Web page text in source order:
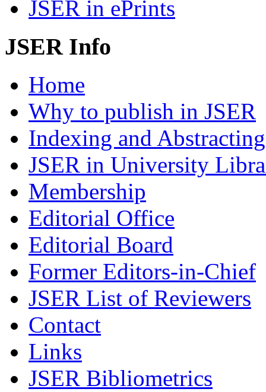
JSER in ePrints
JSER Info
Home
Why to publish in JSER
Indexing and Abstracting
JSER in University
Membership
Editorial Office
Editorial Board
Former Editors-in-Chief
JSER List of Reviewers
Contact
Links
JSER Bibliometrics